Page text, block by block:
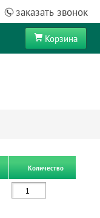
заказать звонок
Корзина
Количество